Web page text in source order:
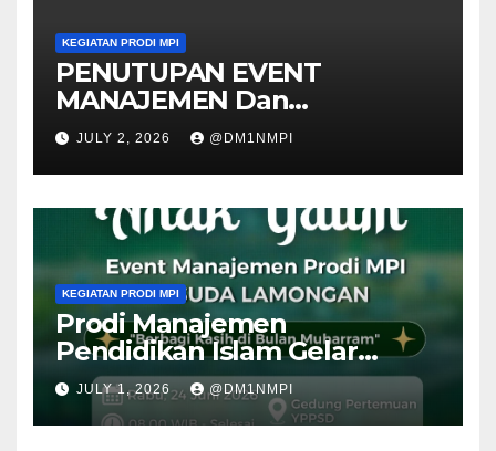
KEGIATAN PRODI MPI
PENUTUPAN EVENT
MANAJEMEN Dan
DIESMAULIDIYAH Ke 11
JULY 2, 2026 @DM1NMPI
KEGIATAN PRODI MPI
Prodi Manajemen
Pendidikan Islam Gelar
Santunan Anak Yatim Piatu
“Berbagi Kasih di Bulan
Muharam”
JULY 1, 2026 @DM1NMPI